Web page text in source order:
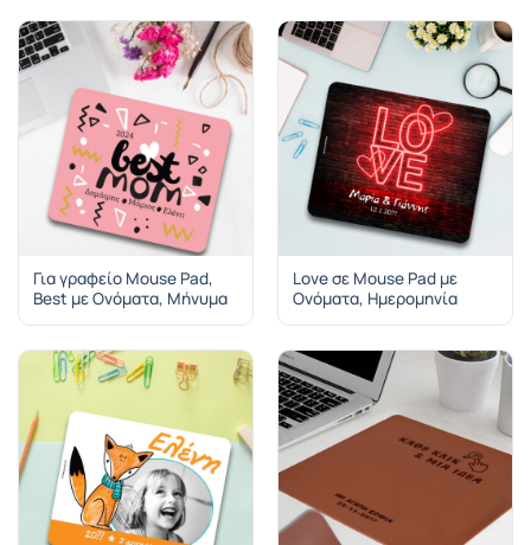
Για γραφείο Mouse Pad,
Best με Ονόματα, Μήνυμα
Love σε Mouse Pad με
Ονόματα, Ημερομηνία